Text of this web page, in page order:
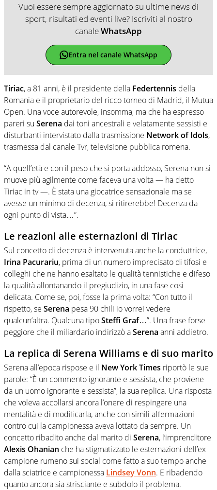
Vuoi essere sempre aggiornato su ultime news di
sport, risultati ed eventi live? Iscriviti al nostro
canaleWhatsApp
Entra nel canale WhatsApp
Tiriac, a 81 anni, è il presidente della Federtennis della
Romania e il proprietario del ricco torneo di Madrid, il Mutua
Open. Una voce autorevole, insomma, ma che ha espresso
pareri su Serena dai toni ancestrali e velatamente sessisti e
disturbanti intervistato dalla trasmissione Network of Idols,
trasmessa dal canale Tvr, televisione pubblica romena.
“A quell’età e con il peso che si porta addosso, Serena non si
muove più agilmente come faceva una volta — ha detto
Tiriac in tv —. È stata una giocatrice sensazionale ma se
avesse un minimo di decenza, si ritirerebbe! Decenza da
ogni punto di vista…”.
Le reazioni alle esternazioni di Tiriac
Sul concetto di decenza è intervenuta anche la conduttrice,
Irina Pacurariu, prima di un numero imprecisato di tifosi e
colleghi che ne hanno esaltato le qualità tennistiche e difeso
la qualità allontanando il pregiudizio, in una fase così
delicata. Come se, poi, fosse la prima volta: “Con tutto il
rispetto, se Serena pesa 90 chili io vorrei vedere
qualcun’altra. Qualcuna tipoSteffi Graf…”. Una frase forse
peggiore che il miliardario indirizzò aSerena anni addietro.
La replica di Serena Williams e di suo marito
Serena all’epoca rispose e il New York Times riportò le sue
parole: “È un commento ignorante e sessista, che proviene
da un uomo ignorante e sessista”, la sua replica. Una risposta
che voleva accollarsi ancora l’onere di respingere una
mentalità e di modificarla, anche con simili affermazioni
contro cui la campionessa aveva lottato da sempre. Un
concetto ribadito anche dal marito di Serena, l’imprenditore
Alexis Ohanian che ha stigmatizzato le esternazioni dell’ex
campione rumeno sui social come fatto a suo tempo anche
dalla sciatrice e campionessa Lindsey Vonn. E ribadendo
quanto ancora sia strisciante e subdolo il problema.